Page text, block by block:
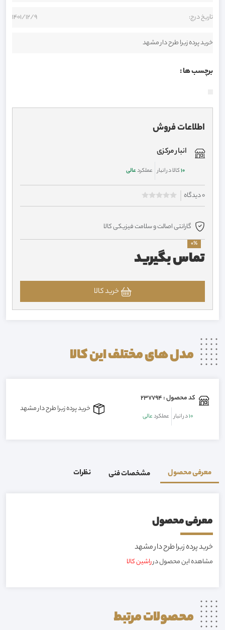
تاریخ درج: 1401/12/9
خرید پرده زبرا طرح دار مشهد
برچسب ها :
اطلاعات فروش
انبار مرکزی
10کالا در انبار عملکردعالی
0 دیدگاه
گارانتی اصالت و سلامت فیزیکی کالا
0%
تماس بگیرید
خرید کالا
مدل های مختلف اینکالا
کد محصول : 237794
10در انبار عملکردعالی
خرید پرده زبرا طرح دار مشهد
معرفی محصول مشخصات فنی نظرات
معرفی محصول
خرید پرده زبرا طرح دار مشهد
مشاهده این محصول درراشین کالا
محصولاتمرتبط